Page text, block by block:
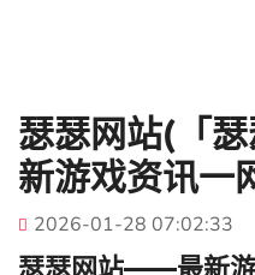
瑟瑟网站(「
新游戏资讯一
2026-01-28 07:02:33
瑟瑟网站——最新